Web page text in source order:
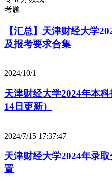
考题
【汇总】天津财经大学
及报考要求合集
2024/10/1
天津财经大学2024年本
14日更新）
2024/7/15 17:37:47
天津财经大学2024年录
置